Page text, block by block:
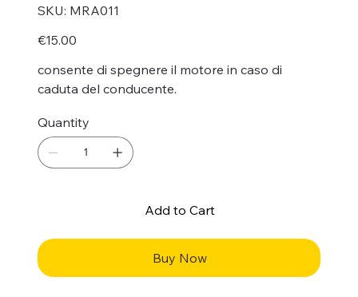
SKU: SKU
MRA011
MRA011
Price
€15.00
consente di spegnere il motore in caso di
caduta del conducente.
Quantity
Add to Cart
Buy Now